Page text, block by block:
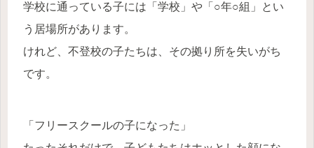
学校に通っている子には「学校」や「○年○組」とい
う居場所があります。
けれど、不登校の子たちは、その拠り所を失いがち
です。
「フリースクールの子になった」